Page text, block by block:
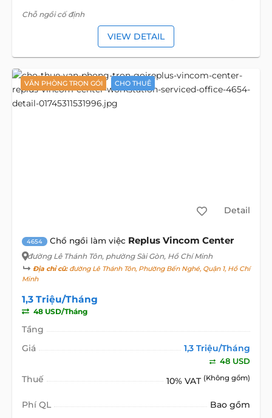
Chỗ ngồi cố định
VIEW DETAIL
VĂN PHÒNG TRỌN GÓI CHO THUÊ
Detail
4654 Chổ ngồi làm việc Replus Vincom Center
đường Lê Thánh Tôn, phường Sài Gòn, Hồ Chí Minh
Địa chỉ cũ:đường Lê Thánh Tôn, Phường Bến Nghé, Quận 1, Hồ Chí
Minh
1,3 Triệu/Tháng
48 USD/Tháng
Tầng
Giá
1,3 Triệu/Tháng
48 USD
Thuế 10% VAT (Không gồm)
Phí QL Bao gồm